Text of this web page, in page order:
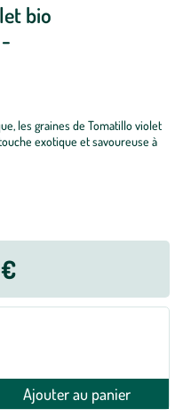
bio
les graines de Tomatillo violet
exotique et savoureuse à
Ajouter au panier